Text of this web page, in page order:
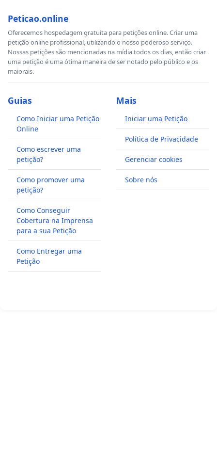
Peticao.online
Oferecemos hospedagem gratuita para petições online. Criar uma
petição online profissional, utilizando o nosso poderoso serviço.
Nossas petições são mencionadas na mídia todos os dias, então criar
uma petição é uma ótima maneira de ser notado pelo público e os
maiorais.
Guias
Como Iniciar uma Petição
Online
Como escrever uma
petição?
Como promover uma
petição?
Como Conseguir
Cobertura na Imprensa
para a sua Petição
Como Entregar uma
Petição
Mais
Iniciar uma Petição
Política de Privacidade
Gerenciar cookies
Sobre nós